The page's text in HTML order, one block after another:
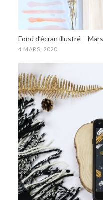
Fond d’écran illustré – Mars
4 MARS, 2020